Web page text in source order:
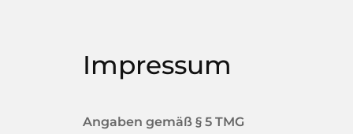
Impressum
Angaben gemäß § 5 TMG